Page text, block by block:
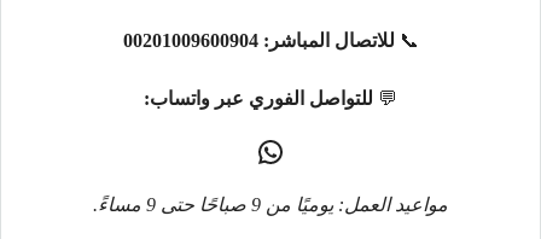
📞 للاتصال المباشر: 00201009600904
💬 للتواصل الفوري عبر واتساب:
مواعيد العمل: يوميًا من 9 صباحًا حتى 9 مساءً.